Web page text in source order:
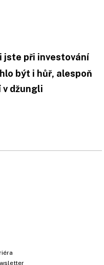
jste při investování
být i hůř, alespoň
džungli